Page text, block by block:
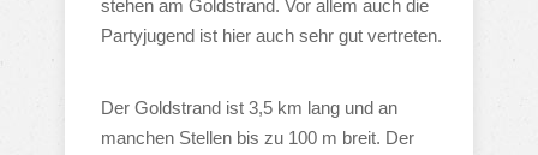
stehen am Goldstrand. Vor allem auch die
Partyjugend ist hier auch sehr gut vertreten.
Der Goldstrand ist 3,5 km lang und an
manchen Stellen bis zu 100 m breit. Der